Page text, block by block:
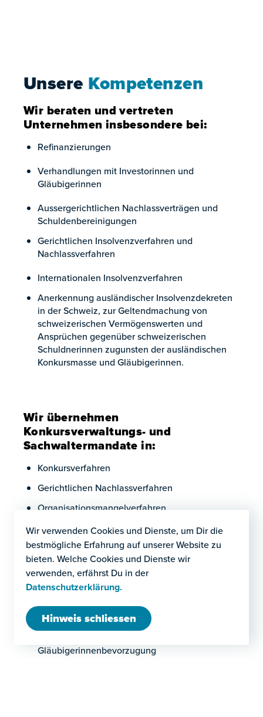
Unsere Kompetenzen
Wir beraten und vertreten
Unternehmen insbesondere bei:
Refinanzierungen
Verhandlungen mit Investorinnen und
Gläubigerinnen
Aussergerichtlichen Nachlassverträgen und
Schuldenbereinigungen
Gerichtlichen Insolvenzverfahren und
Nachlassverfahren
Internationalen Insolvenzverfahren
Anerkennung ausländischer Insolvenzdekreten
in der Schweiz, zur Geltendmachung von
schweizerischen Vermögenswerten und
Ansprüchen gegenüber schweizerischen
Schuldnerinnen zugunsten der ausländischen
Konkursmasse und Gläubigerinnen.
Wir übernehmen
Konkursverwaltungs- und
Sachwaltermandate in:
Konkursverfahren
Gerichtlichen Nachlassverfahren
Organisationsmangelverfahren
Wir beraten und vertreten Mitglieder
der Geschäftsleitung und
Verwaltungsräte insbesondere bei:
Vermeidung persönlicher Haftung durch
Gläubigerinnenbevorzugung
Wir verwenden Cookies und Dienste, um Dir die
bestmögliche Erfahrung auf unserer Website zu
bieten. Welche Cookies und Dienste wir
verwenden, erfährst Du in der
Datenschutzerklärung.
Hinweis schliessen